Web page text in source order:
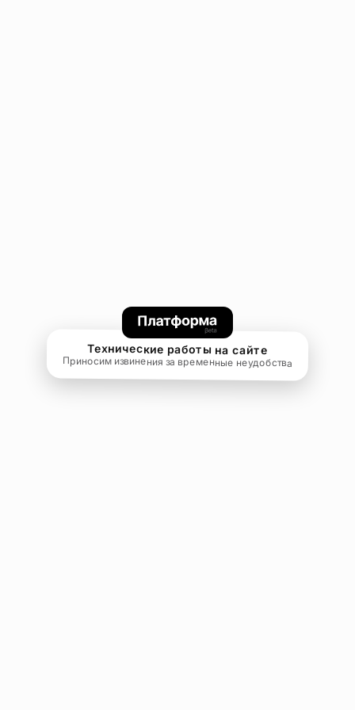
Технические работы на сайте
Приносим извинения за временные неудобства